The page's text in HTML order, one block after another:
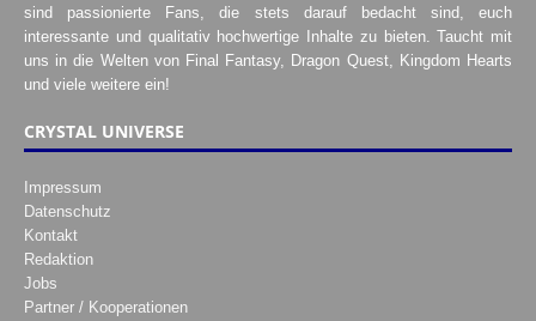
sind passionierte Fans, die stets darauf bedacht sind, euch
interessante und qualitativ hochwertige Inhalte zu bieten. Taucht mit
uns in die Welten von Final Fantasy, Dragon Quest, Kingdom Hearts
und viele weitere ein!
CRYSTAL UNIVERSE
Impressum
Datenschutz
Kontakt
Redaktion
Jobs
Partner / Kooperationen